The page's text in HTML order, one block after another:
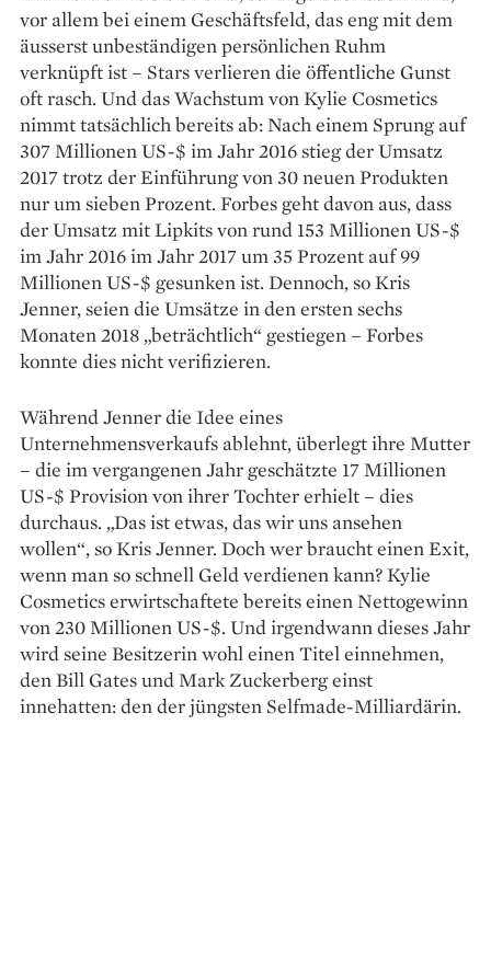
vor allem bei einem Geschäftsfeld, das eng mit dem
äusserst unbeständigen persönlichen Ruhm
verknüpft ist – Stars verlieren die öffentliche Gunst
oft rasch. Und das Wachstum von Kylie Cosmetics
nimmt tatsächlich bereits ab: Nach einem Sprung auf
307 Millionen US-$ im Jahr 2016 stieg der Umsatz
2017 trotz der Einführung von 30 neuen Produkten
nur um sieben Prozent. Forbes geht ­davon aus, dass
der Umsatz mit Lipkits von rund 153 Millionen US-$
im Jahr 2016 im Jahr 2017 um 35 Prozent auf 99
Millionen US-$ gesunken ist. Dennoch, so Kris
Jenner, seien die Umsätze in den ersten sechs
Monaten 2018 „beträchtlich“ gestiegen – Forbes
konnte dies nicht verifizieren.
Während Jenner die Idee eines
Unternehmensverkaufs ablehnt, überlegt ihre Mutter
– die im vergangenen Jahr geschätzte 17 Millionen
US-$ Provision von ihrer Tochter erhielt – dies
durchaus. „Das ist etwas, das wir uns ansehen
wollen“, so Kris Jen­ner. Doch wer braucht einen Exit,
wenn man so schnell Geld verdienen kann? Kylie
Cosmetics ­erwirtschaftete bereits ­einen Netto­gewinn
von 230 Millionen US-$. Und irgendwann dieses Jahr
wird seine Besitzerin wohl einen Titel ­einnehmen,
den Bill Gates und Mark Zuckerberg einst
innehatten: den der jüngsten Selfmade-Milliardärin.